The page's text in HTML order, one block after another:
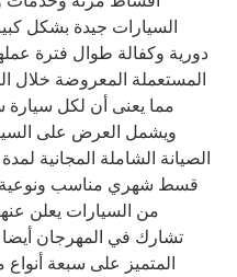
السيارات جيدة بشكل
دورية وكفالة طوال فترة
المستعملة المعروضة خلال
مما يعنى أن لكل
ويشمل العرض على
الصيانة الشاملة المجانية
قسط شهري مناسب ونوعية
من السيارات يعلن
تشارك في المهرجان
المتميز على سبعة أنواع